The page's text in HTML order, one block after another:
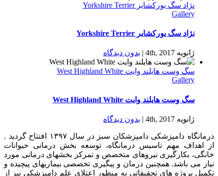
نژاد سگ یورکشایر Yorkshire Terrier
Gallery
نژاد سگ یورکشایر Yorkshire Terrier
ژانویه 4th, 2017 | بدون ديدگاه
سگ وست هایلند وایت West Highland White
Gallery
سگ وست هایلند وایت West Highland White
ژانویه 4th, 2017 | بدون ديدگاه
درمانگاه دامپزشکی دامپزشکان سبز در سال ۱۳۹۷ افتتاح گردید .
از اهداف مهم تاسیس درمانگاه، توسعه بخش درمانی حیوانات
خانگی، بکارگیری نیروهای متخصص و تمرکز بخشهای درمانی مورد
نیاز می باشد. همچنین درمان و پیگیری تخصصی بیماریهای پیچیده و
تکمیل پروژه های تحقیقاتی به منظور اعتلای علم دامپزشکی نیز از